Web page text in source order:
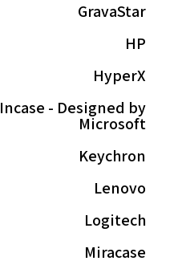
GravaStar
HP
HyperX
Incase - Designed by
Microsoft
Keychron
Lenovo
Logitech
Miracase